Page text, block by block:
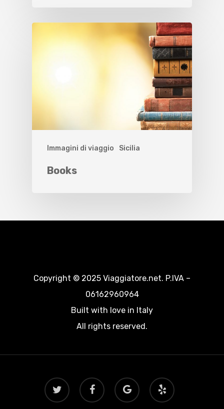
Immagini di viaggio Sicilia
Books
Copyright © 2025 Viaggiatore.net. P.IVA –
06162960964
Built with love in Italy
All rights reserved.
twitter facebook
google-
plus
yelp